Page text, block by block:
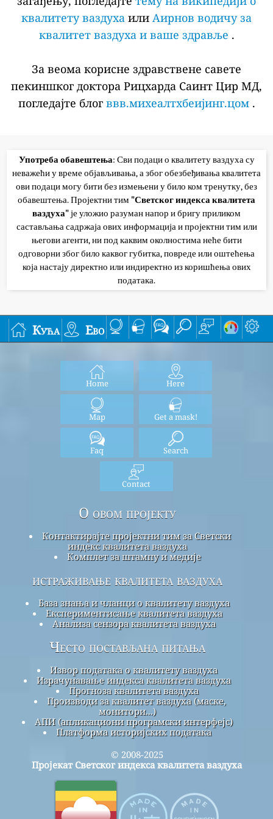
квалитету ваздуха или Аирнов водичу за
квалитет ваздуха и ваше здравље .
За веома корисне здравствене савете
пекиншког доктора Рицхарда Саинт Цир МД,
погледајте блог ввв.михеалтхбеијинг.цом.
Употреба обавештења: Сви подаци о квалитету ваздуха су
неважећи у време објављивања, а због обезбеђивања квалитета
ови подаци могу бити без измењени у било ком тренутку, без
обавештења. Пројектни тим "Светског индекса квалитета
ваздуха"је уложио разуман напор и бригу приликом
састављања садржаја ових информација и пројектни тим или
његови агенти, ни под каквим околностима неће бити
одговорни због било каквог губитка, повреде или оштећења
која настају директно или индиректно из коришћења ових
података.
Кућа Ево
Home Here
Map Get a mask!
Faq Search
Contact
О овом пројекту
Контактирајте пројектни тим за Светски
индекс квалитета ваздуха
Комплет за штампу и медије
истраживање квалитета ваздуха
База знања и чланци о квалитету ваздуха
Експериментисање квалитета ваздуха
Анализа сензора квалитета ваздуха
Често постављана питања
Извор података о квалитету ваздуха
Израчунавање индекса квалитета ваздуха
Прогноза квалитета ваздуха
Производи за квалитет ваздуха (маске,
монитори...)
АПИ (апликациони програмски интерфејс)
Платформа историјских података
© 2008-2025
Пројекат Светског индекса квалитета ваздуха